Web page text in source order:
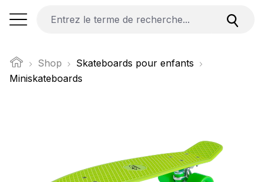
Shop
Skateboards pour enfants
Miniskateboards